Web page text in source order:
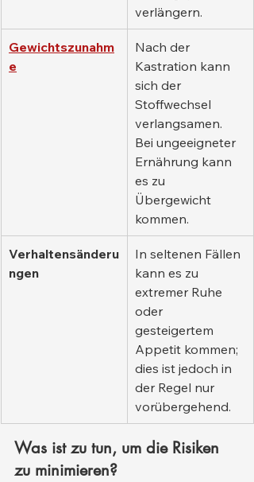
verlängern.
Gewichtszunahm
e
Nach der
Kastration kann
sich der
Stoffwechsel
verlangsamen.
Bei ungeeigneter
Ernährung kann
es zu
Übergewicht
kommen.
Verhaltensänderu
ngen
In seltenen Fällen
kann es zu
extremer Ruhe
oder
gesteigertem
Appetit kommen;
dies ist jedoch in
der Regel nur
vorübergehend.
Was ist zu tun, um die Risiken
zu minimieren?